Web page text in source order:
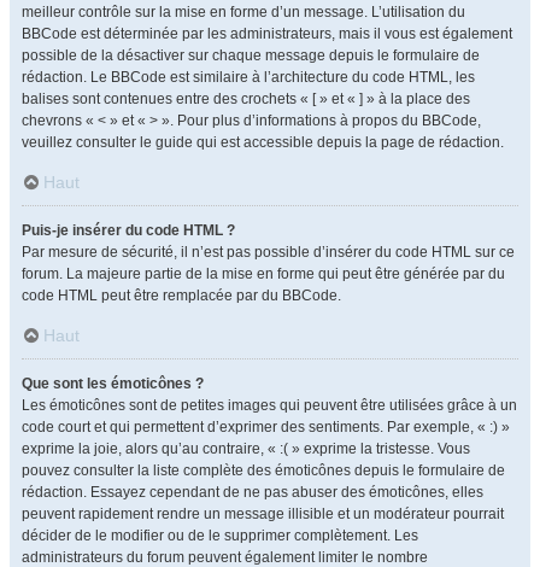
meilleur contrôle sur la mise en forme d’un message. L’utilisation du
BBCode est déterminée par les administrateurs, mais il vous est également
possible de la désactiver sur chaque message depuis le formulaire de
rédaction. Le BBCode est similaire à l’architecture du code HTML, les
balises sont contenues entre des crochets « [ » et « ] » à la place des
chevrons « < » et « > ». Pour plus d’informations à propos du BBCode,
veuillez consulter le guide qui est accessible depuis la page de rédaction.
Haut
Puis-je insérer du code HTML ?
Par mesure de sécurité, il n’est pas possible d’insérer du code HTML sur ce
forum. La majeure partie de la mise en forme qui peut être générée par du
code HTML peut être remplacée par du BBCode.
Haut
Que sont les émoticônes ?
Les émoticônes sont de petites images qui peuvent être utilisées grâce à un
code court et qui permettent d’exprimer des sentiments. Par exemple, « :) »
exprime la joie, alors qu’au contraire, « :( » exprime la tristesse. Vous
pouvez consulter la liste complète des émoticônes depuis le formulaire de
rédaction. Essayez cependant de ne pas abuser des émoticônes, elles
peuvent rapidement rendre un message illisible et un modérateur pourrait
décider de le modifier ou de le supprimer complètement. Les
administrateurs du forum peuvent également limiter le nombre